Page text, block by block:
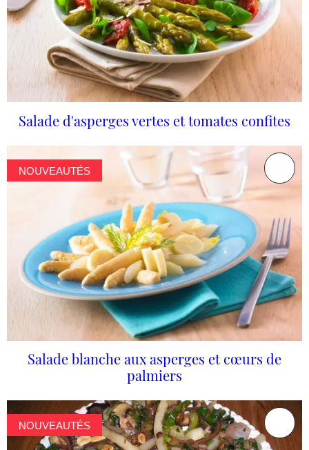
Salade d'asperges vertes et tomates confites
NOUVEAUTÉS
Salade blanche aux asperges et cœurs de
palmiers
NOUVEAUTÉS